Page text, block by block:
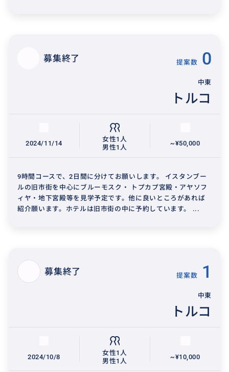
募集終了 提案数 0
中東
トルコ
2024/11/14
女性1人
男性1人
~¥50,000
9時間コースで、2日間に分けてお願いします。 イスタンブー
ルの旧市街を中心にブルーモスク・ トプカプ宮殿・アヤソフ
ィヤ・地下宮殿等を見学予定です。他に良いところがあれば
紹介願います。ホテルは旧市街の中に予約しています。 ...
募集終了 提案数 1
中東
トルコ
2024/10/8
女性1人
男性1人
~¥10,000